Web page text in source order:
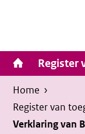
inhoud
Register
U
bevindt
zich
Home ›
Register van
Verklaring van